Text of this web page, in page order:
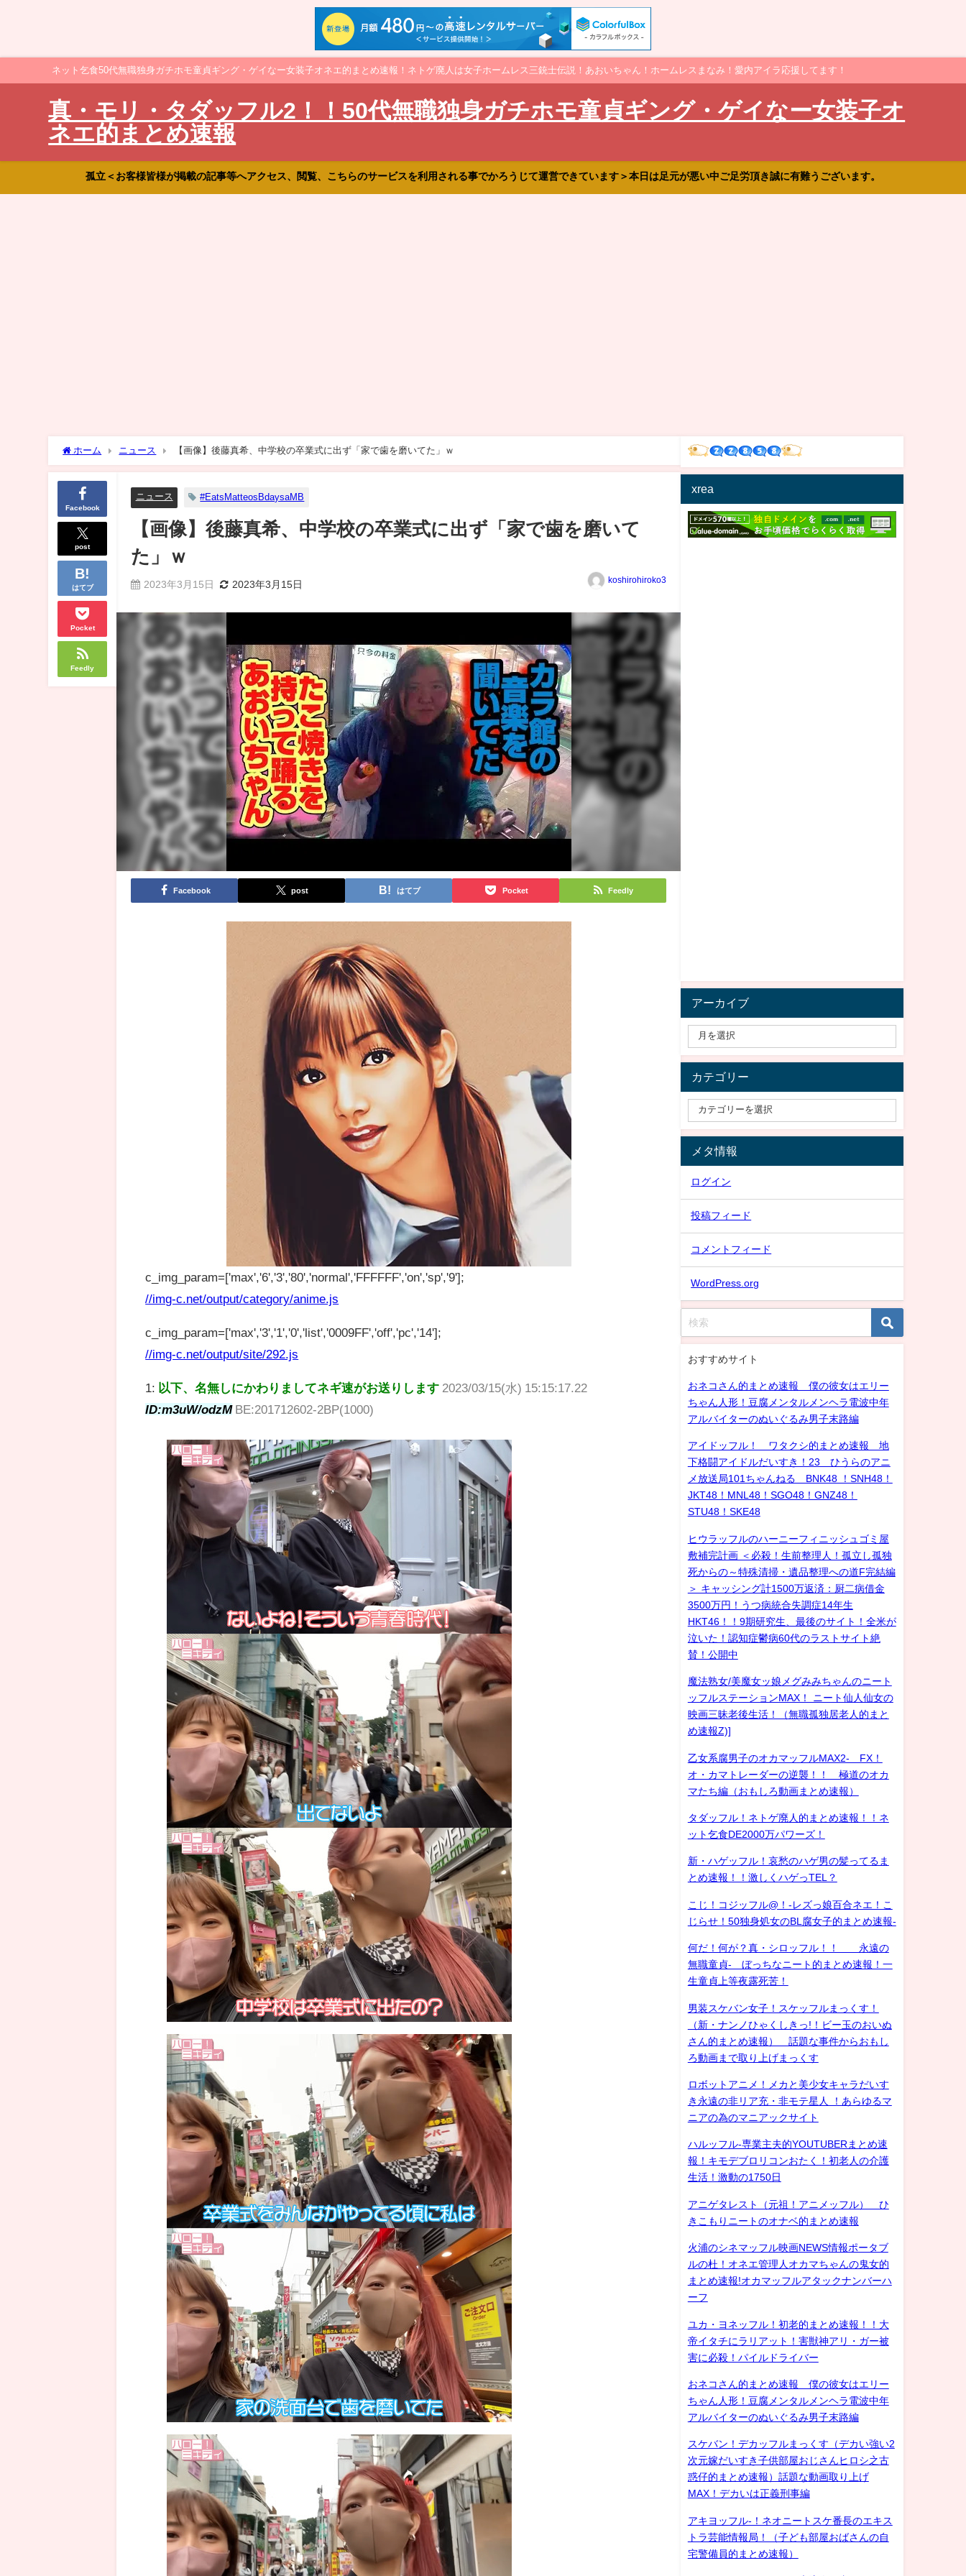
ネット乞食50代無職独身ガチホモ童貞ギング・ゲイなー女装子オネエ的まとめ速報！ネトゲ廃人は女子ホームレス三銃士伝説！あおいちゃん！ホームレスまなみ！愛内アイラ応援してます！
真・モリ・タダッフル2！！50代無職独身ガチホモ童貞ギング・ゲイなー女装子オ
ネエ的まとめ速報
孤立＜お客様皆様が掲載の記事等へアクセス、閲覧、こちらのサービスを利用される事でかろうじて運営できています＞本日は足元が悪い中ご足労頂き誠に有難うございます。
ホーム ニュース 【画像】後藤真希、中学校の卒業式に出ず「家で歯を磨いてた」ｗ
Facebook
post
はてブ
Pocket
Feedly
ニュース #EatsMatteosBdaysaMB
【画像】後藤真希、中学校の卒業式に出ず「家で歯を磨いて
た」ｗ
2023年3月15日 2023年3月15日 koshirohiroko3
Facebook post はてブ Pocket Feedly
c_img_param=['max','6','3','80','normal','FFFFFF','on','sp','9'];
//img-c.net/output/category/anime.js
c_img_param=['max','3','1','0','list','0009FF','off','pc','14'];
//img-c.net/output/site/292.js
1: 以下、名無しにかわりましてネギ速がお送りします 2023/03/15(水) 15:15:17.22
ID:m3uW/odzMBE:201712602-2BP(1000)
xrea
アーカイブ
カテゴリー
メタ情報
ログイン
投稿フィード
コメントフィード
WordPress.org
おすすめサイト
おネコさん的まとめ速報 僕の彼女はエリー
ちゃん人形！豆腐メンタルメンヘラ電波中年
アルバイターのぬいぐるみ男子末路編
アイドッフル！ ワタクシ的まとめ速報 地
下格闘アイドルだいすき！23 ひうらのアニ
メ放送局101ちゃんねる BNK48 ！SNH48！
JKT48！MNL48！SGO48！GNZ48！
STU48！SKE48
ヒウラッフルのハーニーフィニッシュゴミ屋
敷補完計画 ＜必殺！生前整理人！孤立し孤独
死からの～特殊清掃・遺品整理への道F完結編
＞ キャッシング計1500万返済：厨二病借金
3500万円！うつ病統合失調症14年生
HKT46！！9期研究生、最後のサイト！全米が
泣いた！認知症鬱病60代のラストサイト絶
賛！公開中
魔法熟女/美魔女ッ娘メグみみちゃんのニート
ッフルステーションMAX！ ニート仙人仙女の
映画三昧老後生活！（無職孤独居老人的まと
め速報Z)]
乙女系腐男子のオカマッフルMAX2- FX！
オ・カマトレーダーの逆襲！！ 極道のオカ
マたち編（おもしろ動画まとめ速報）
タダッフル！ネトゲ廃人的まとめ速報！！ネ
ット乞食DE2000万パワーズ！
新・ハゲッフル！哀愁のハゲ男の髪ってるま
とめ速報！！激しくハゲっTEL？
こじ！コジッフル@！-レズっ娘百合ネエ！こ
じらせ！50独身処女のBL腐女子的まとめ速報-
何だ！何が？真・シロッフル！！ 永遠の
無職童貞- ぼっちなニート的まとめ速報！一
生童貞上等夜露死苦！
男装スケバン女子！スケッフルまっくす！
（新・ナンノひゃくしきっ!！ビー玉のおいぬ
さん的まとめ速報） 話題な事件からおもし
ろ動画まで取り上げまっくす
ロボットアニメ！メカと美少女キャラだいす
き永遠の非リア充・非モテ星人 ！あらゆるマ
ニアの為のマニアックサイト
ハルッフル-専業主夫的YOUTUBERまとめ速
報！キモデブロリコンおたく！初老人の介護
生活！激動の1750日
アニゲタレスト（元祖！アニメッフル） ひ
きこもりニートのオナベ的まとめ速報
火浦のシネマッフル映画NEWS情報ポータブ
ルの杜！オネエ管理人オカマちゃんの鬼女的
まとめ速報!オカマッフルアタックナンバーハ
ーフ
ユカ・ヨネッフル！初老的まとめ速報！！大
帝イタチにラリアット！害獣神アリ・ガー被
害に必殺！パイルドライバー
おネコさん的まとめ速報 僕の彼女はエリー
ちゃん人形！豆腐メンタルメンヘラ電波中年
アルバイターのぬいぐるみ男子末路編
スケバン！デカッフルまっくす（デカい強い2
次元嫁だいすき子供部屋おじさんヒロシ之古
惑仔的まとめ速報）話題な動画取り上げ
MAX！デカいは正義刑事編
アキヨッフル-！ネオニートスケ番長のエキス
トラ芸能情報局！（子ども部屋おばさんの自
宅警備員的まとめ速報）